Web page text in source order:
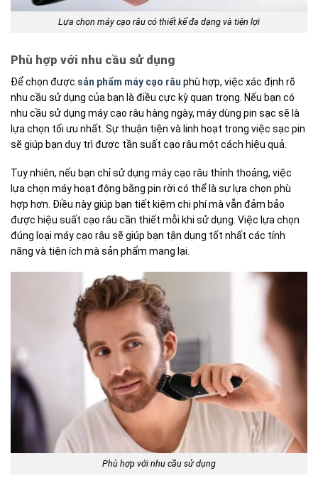
Lựa chọn máy cạo râu có thiết kế đa dạng và tiện lợi
Phù hợp với nhu cầu sử dụng
Để chọn được sản phẩm máy cạo râu phù hợp, việc xác định rõ
nhu cầu sử dụng của bạn là điều cực kỳ quan trọng. Nếu bạn có
nhu cầu sử dụng máy cạo râu hàng ngày, máy dùng pin sạc sẽ là
lựa chọn tối ưu nhất. Sự thuận tiện và linh hoạt trong việc sạc pin
sẽ giúp bạn duy trì được tần suất cạo râu một cách hiệu quả.
Tuy nhiên, nếu bạn chỉ sử dụng máy cạo râu thỉnh thoảng, việc
lựa chọn máy hoạt động bằng pin rời có thể là sự lựa chọn phù
hợp hơn. Điều này giúp bạn tiết kiệm chi phí mà vẫn đảm bảo
được hiệu suất cạo râu cần thiết mỗi khi sử dụng. Việc lựa chọn
đúng loại máy cạo râu sẽ giúp bạn tận dụng tốt nhất các tính
năng và tiện ích mà sản phẩm mang lại.
Phù hợp với nhu cầu sử dụng